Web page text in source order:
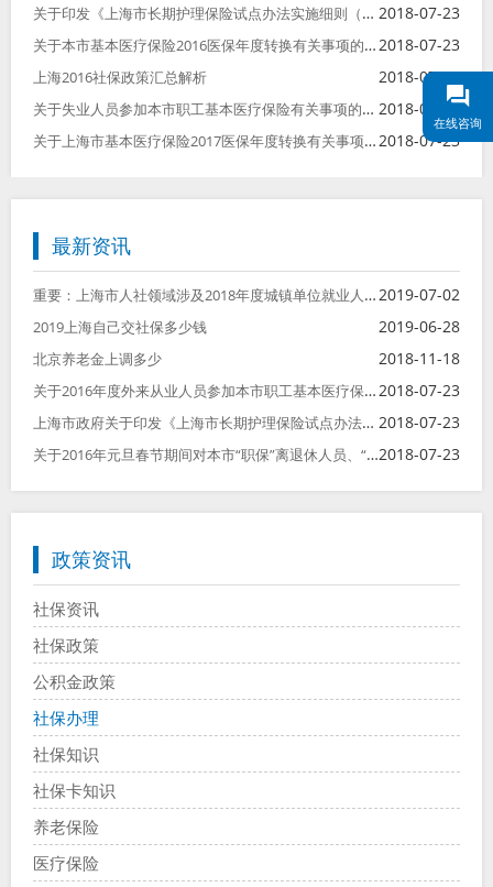
关于印发《上海市长期护理保险试点办法实施细则（试行）》的通知 2018-07-23
关于本市基本医疗保险2016医保年度转换有关事项的通知2018-07-23
上海2016社保政策汇总解析
2018-07-23
关于失业人员参加本市职工基本医疗保险有关事项的通知 2018-07-23
关于上海市基本医疗保险2017医保年度转换有关事项的通知2018-07-23
最新资讯
重要：上海市人社领域涉及2018年度城镇单位就业人员平均工资相关事项的说明2019-07-02
2019上海自己交社保多少钱 2019-06-28
北京养老金上调多少
2018-11-18
关于2016年度外来从业人员参加本市职工基本医疗保险后医保待遇衔接有关问题的通知2018-07-23
上海市政府关于印发《上海市长期护理保险试点办法》的通知 2018-07-23
关于2016年元旦春节期间对本市“职保”离退休人员、“镇保”按月领取养老金人员发放一次性补助费的通知2018-07-23
政策资讯
社保资讯
社保政策
公积金政策
社保办理
社保知识
社保卡知识
养老保险
医疗保险
在线咨询